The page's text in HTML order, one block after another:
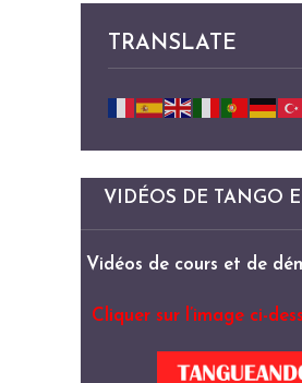
TRANSLATE
VIDÉOS DE TANGO
Vidéos de cours et de
Cliquer sur l’image ci-